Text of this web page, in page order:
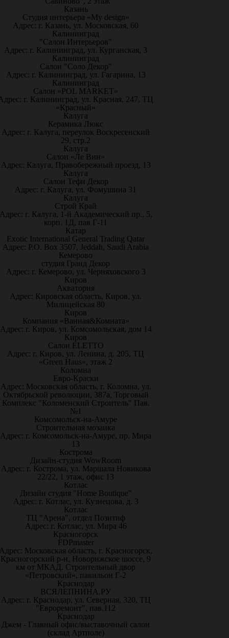
Казань
Студия интерьера «My design»
Адрес: г. Казань, ул. Московская, 60
Калининград
"Салон Интерьеров"
Адрес: г. Калининград, ул. Курганская, 3
Калининград
Салон "Соло Декор"
Адрес: г. Калининград, ул. Гагарина, 13
Калининград
Салон «POL MARKET»
г. Калининград, ул. Красная, 247, ТЦ
«Красный»
Калуга
Керамика Люкс
Адрес: г. Калуга, переулок Воскресенский
29, стр.2
Калуга
Салон «Ле Вин»
Адрес: Калуга, Правобережный проезд, 13
Калуга
Салон Тефи Декор
Адрес: г. Калуга, ул. Фомушина 31
Калуга
Строй Край
г. Калуга, 1-й Академический пр., 5,
корп. 1Д, пав Г-11
Катар
Exotic International General Trading Qatar
Адрес: P.O. Box 3507, Jeddah, Saudi Arabia
Кемерово
студия Гранд Декор
Адрес: г. Кемерово, ул. Черняховского 3
Киров
Акватория
Адрес: Кировская область, Киров, ул.
Милицейская 80
Киров
Компания «Ванная&Комната»
Адрес: г. Киров, ул. Комсомольская, дом 14
Киров
Салон ELETTO
Адрес: г. Киров, ул. Ленина, д. 205, ТЦ
«Green Haus», этаж 2
Коломна
Евро-Краски
Адрес: Московская область, г. Коломна, ул.
Октябрьской революции, 387а, Торговый
Комплекс "Коломенский Строитель" Пав.
№1
Комсомольск-на-Амуре
Строительная мозаика
Адрес: г. Комсомольск-на-Амуре, пр. Мира
13
Кострома
Дизайн-студия WowRoom
Адрес: г. Кострома, ул. Маршала Новикова
22/22, 1 этаж, офис 13
Котлас
Дизайн студия "Home Boutique"
Адрес: г. Котлас, ул. Кузнецова, д. 3
Котлас
ТЦ "Арена", отдел Позитиф
Адрес: г. Котлас, ул. Мира 46
Красногорск
FDPmaster
Московская область, г. Красногорск,
Красногорский р-н, Новорижское шоссе, 9
км от МКАД. Строительный двор
«Петровский», павильон Г-2
Краснодар
ВСЯЛЕПНИНА.РУ
Адрес: г. Краснодар, ул. Северная, 320, ТЦ
"Евроремонт", пав.112
Краснодар
Джем - Главный офис/выставочный салон
(склад Артполе)